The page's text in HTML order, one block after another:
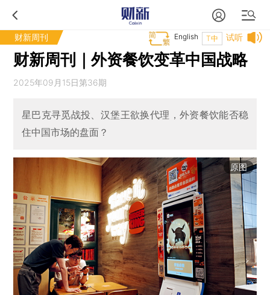
财新周刊 试听
T中
English
财新周刊｜外资餐饮变革中国战略
2025年09月15日第36期
星巴克寻觅战投、汉堡王欲换代理，外资餐饮能否稳
住中国市场的盘面？
原图